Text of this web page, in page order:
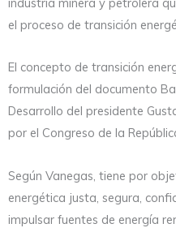
el proceso de transición
El concepto de transición
formulación del documento
Desarrollo del presidente
por el Congreso de la
Según Vanegas, tiene por
energética justa, segura,
impulsar fuentes de energía